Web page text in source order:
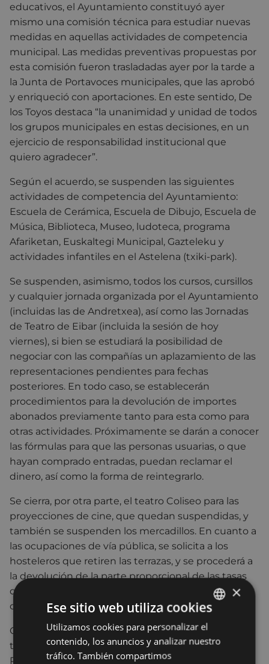
educativos, el Ayuntamiento constituyó ayer
mismo una comisión técnica para estudiar nuevas
medidas en aquellas actividades de competencia
municipal. Las medidas preventivas propuestas por
esta comisión fueron trasladadas ayer por la tarde a
la Junta de Portavoces municipales, que las aprobó
y enriqueció con aportaciones. En este sentido, De
los Toyos destaca “la unanimidad y unidad de todos
los grupos municipales en estas decisiones, en un
ejercicio de responsabilidad institucional que
quiero agradecer”.
Según el acuerdo, se suspenden las siguientes
actividades de competencia del Ayuntamiento:
Escuela de Cerámica, Escuela de Dibujo, Escuela de
Música, Biblioteca, Museo, ludoteca, programa
Afariketan, Euskaltegi Municipal, Gazteleku y
actividades infantiles en el Astelena (txiki-park).
Se suspenden, asimismo, todos los cursos, cursillos
y cualquier jornada organizada por el Ayuntamiento
(incluidas las de Andretxea), así como las Jornadas
de Teatro de Eibar (incluida la sesión de hoy
viernes), si bien se estudiará la posibilidad de
negociar con las compañías un aplazamiento de las
representaciones pendientes para fechas
posteriores. En todo caso, se establecerán
procedimientos para la devolución de importes
abonados previamente tanto para esta como para
otras actividades. Próximamente se darán a conocer
las fórmulas para que las personas usuarias, o que
hayan comprado entradas, puedan reclamar el
dinero, así como la forma de reintegrarlo.
Se cierra, por otra parte, el teatro Coliseo para las
proyecciones de cine, que quedan suspendidas, y
también se suspenden los mercadillos. En cuanto a
las ocupaciones de vía pública, se solicita a los
hosteleros que retiren las terrazas, y se procederá a
la devolución de la parte proporcional de las tasas
que se deben abonar por su colocación o a su
compensación en próximos ejercicios.
Otra de las medidas adoptadas es el cierre para
todas sus actividades de las instalaciones del
Patronato Municipal de Deportes, que incluyen el
BASQUE
SPANISH
×
Ese sitio web utiliza cookies
Utilizamos cookies para personalizar el
contenido, los anuncios y analizar nuestro
tráfico. También compartimos